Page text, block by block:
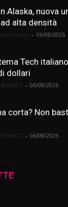
Alaska, nuova
alta densità
- 06/08/2026
Tech
dollari
- 06/08/2026
corta? Non
- 06/08/2026